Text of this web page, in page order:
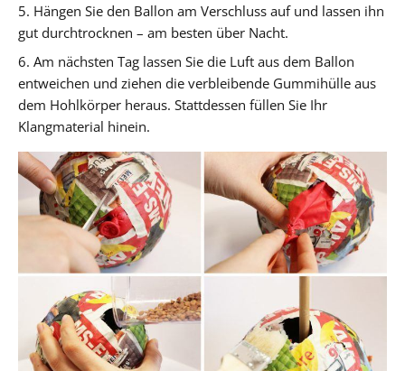
5. Hängen Sie den Ballon am Verschluss auf und lassen ihn
gut durchtrocknen – am besten über Nacht.
6. Am nächsten Tag lassen Sie die Luft aus dem Ballon
entweichen und ziehen die verbleibende Gummihülle aus
dem Hohlkörper heraus. Stattdessen füllen Sie Ihr
Klangmaterial hinein.